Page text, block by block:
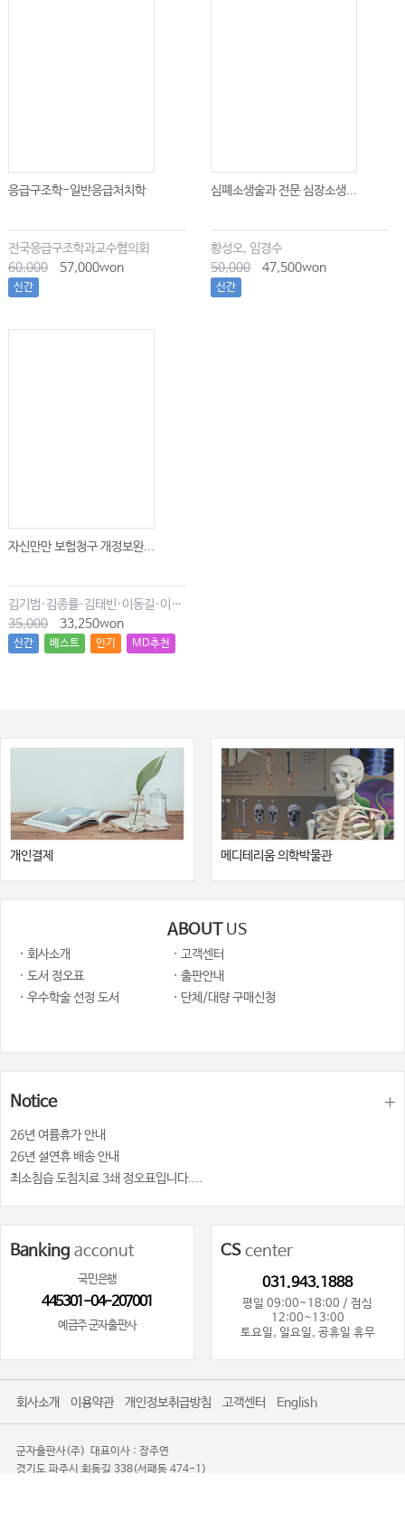
응급구조학-일반응급처치학
전국응급구조학과교수협의회
60,000
57,000won
신간
심폐소생술과 전문 심장소생...
황성오, 임경수
50,000
47,500won
신간
자신만만 보험청구 개정보완...
김기범·김종률·김태빈·이동길·이창현·최윤종
35,000
33,250won
신간 베스트 인기 MD추천
개인결제 메디테리움 의학박물관
ABOUT US
· 회사소개
· 고객센터
· 도서 정오표
· 출판안내
· 우수학술 선정 도서
· 단체/대량 구매신청
Notice
26년 여륨휴가 안내
26년 설연휴 배송 안내
최소침습 도침치료 3쇄 정오표입니다....
Banking acconut
국민은행
445301-04-207001
예금주 군자출판사
CScenter
031.943.1888
평일 09:00~18:00 / 점심
12:00~13:00
토요일, 일요일, 공휴일 휴무
회사소개 이용약관 개인정보취급방침 고객센터 English
군자출판사(주) 대표이사 : 장주연
경기도 파주시 회동길 338(서패동 474-1)